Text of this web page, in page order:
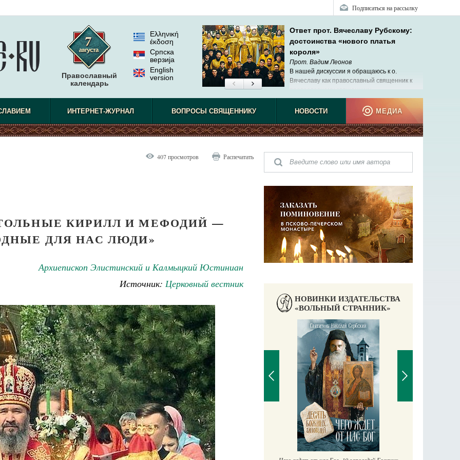
Подписаться на рассылку
Православный
календарь
Ελληνική
έκδοση
Српска
верзиjа
English
version
Ответ прот. Вячеславу Рубскому:
достоинства «нового платья
короля»
Прот. Вадим Леонов
В нашей дискуссии я обращаюсь к о.
Вячеславу как православный священник к
ИНТЕРНЕТ-ЖУРНАЛ ВОПРОСЫ СВЯЩЕННИКУ НОВОСТИ МЕДИА
407 просмотров Распечатать
КИРИЛЛ И МЕФОДИЙ —
ДЛЯ НАС ЛЮДИ»
Архиепископ Элистинский и Калмыцкий Юстиниан
Источник: Церковный вестник
НОВИНКИ ИЗДАТЕЛЬСТВА
«ВОЛЬНЫЙ СТРАННИК»
Великомученик Георгий Победоносец. Научись у
святого
Роман Котов
Православный мальчик
Екатерина Баканова